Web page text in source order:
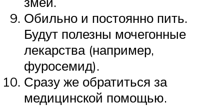
Обильно и постоянно пить.
Будут полезны мочегонные
лекарства (например,
фуросемид).
Сразу же обратиться за
медицинской помощью.